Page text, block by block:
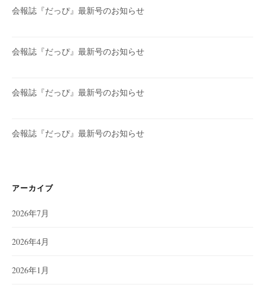
会報誌『だっぴ』最新号のお知らせ
会報誌『だっぴ』最新号のお知らせ
会報誌『だっぴ』最新号のお知らせ
会報誌『だっぴ』最新号のお知らせ
アーカイブ
2026年7月
2026年4月
2026年1月